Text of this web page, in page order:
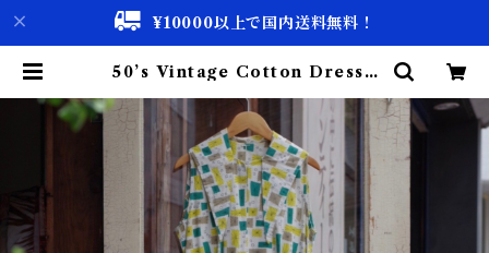
¥10000以上で国内送料無料！
50’s Vintage Cotton Dress /
ス | 古着屋 仙台 biscco【古着 &
Vintage 通販】